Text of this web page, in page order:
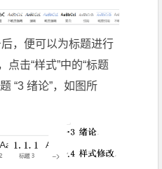
，便可以为标题进行
点击“样式”中的“标题
“3 绪论”，如图所